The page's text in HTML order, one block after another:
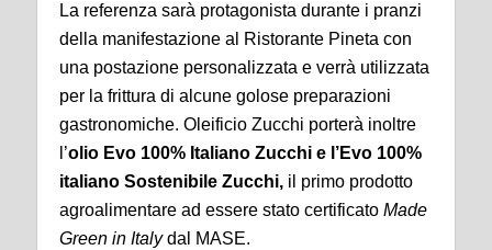
La referenza sarà protagonista durante i pranzi
della manifestazione al Ristorante Pineta con
una postazione personalizzata e verrà utilizzata
per la frittura di alcune golose preparazioni
gastronomiche. Oleificio Zucchi porterà inoltre
l’olio Evo 100% Italiano Zucchi e l’Evo 100%
italiano Sostenibile Zucchi, il primo prodotto
agroalimentare ad essere stato certificato Made
Green in Italydal MASE.